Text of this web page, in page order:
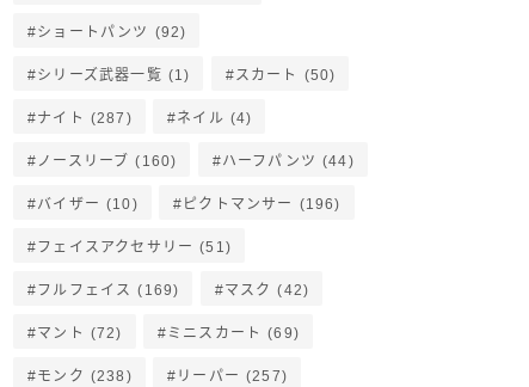
ショートパンツ (92)
シリーズ武器一覧 (1) スカート (50)
ナイト (287) ネイル (4)
ノースリーブ (160) ハーフパンツ (44)
バイザー (10) ピクトマンサー (196)
フェイスアクセサリー (51)
フルフェイス (169) マスク (42)
マント (72) ミニスカート (69)
モンク (238) リーパー (257)